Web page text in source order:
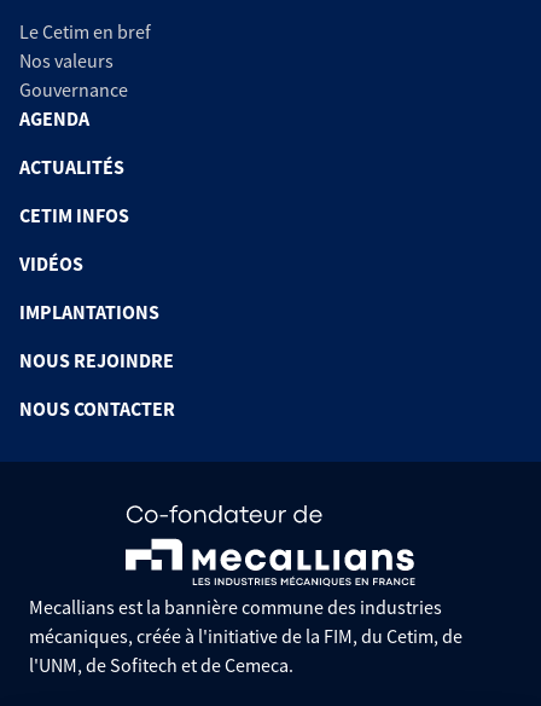
Le Cetim en bref
Nos valeurs
Gouvernance
AGENDA
ACTUALITÉS
CETIM INFOS
VIDÉOS
IMPLANTATIONS
NOUS REJOINDRE
NOUS CONTACTER
Mecallians est la bannière commune des industries
mécaniques, créée à l'initiative de la FIM, du Cetim, de
l'UNM, de Sofitech et de Cemeca.